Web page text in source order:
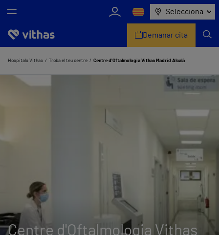
Selecciona
Nosaltres
Centres
Demanar cita
Hospitals Vithas Troba el teu centre Centre d'Oftalmologia Vithas Madrid Alcalá
Centre d'Oftalmologia Vithas